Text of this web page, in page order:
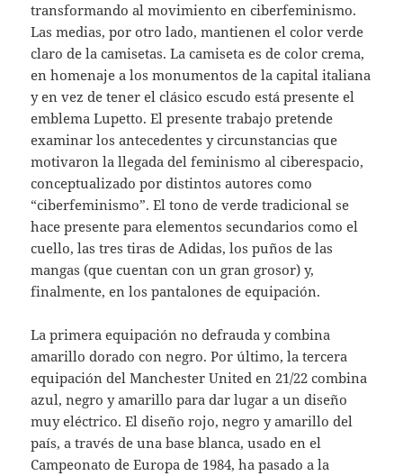
transformando al movimiento en ciberfeminismo.
Las medias, por otro lado, mantienen el color verde
claro de la camisetas. La camiseta es de color crema,
en homenaje a los monumentos de la capital italiana
y en vez de tener el clásico escudo está presente el
emblema Lupetto. El presente trabajo pretende
examinar los antecedentes y circunstancias que
motivaron la llegada del feminismo al ciberespacio,
conceptualizado por distintos autores como
“ciberfeminismo”. El tono de verde tradicional se
hace presente para elementos secundarios como el
cuello, las tres tiras de Adidas, los puños de las
mangas (que cuentan con un gran grosor) y,
finalmente, en los pantalones de equipación.
La primera equipación no defrauda y combina
amarillo dorado con negro. Por último, la tercera
equipación del Manchester United en 21/22 combina
azul, negro y amarillo para dar lugar a un diseño
muy eléctrico. El diseño rojo, negro y amarillo del
país, a través de una base blanca, usado en el
Campeonato de Europa de 1984, ha pasado a la